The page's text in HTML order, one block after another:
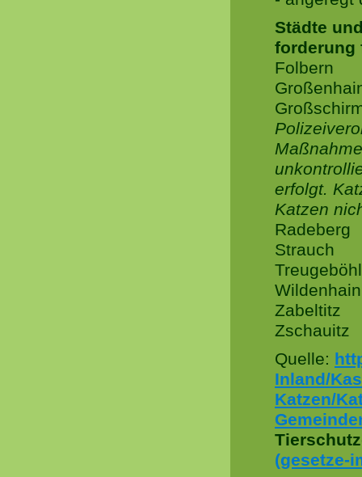
Städte
forderung
Folbern
erfolgt.
Katzen
Radeberg
Strauch
Wildenhain
Zabeltitz
Zschauitz
Quelle:
Inland/
Katzen/
(gesetze-